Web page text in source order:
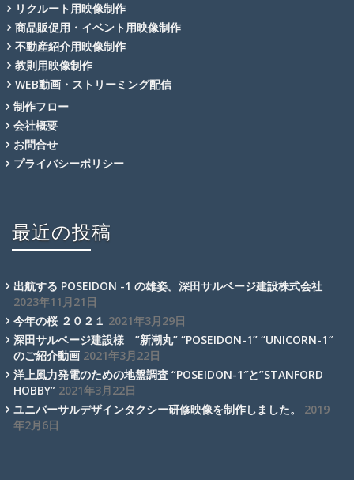
リクルート用映像制作
商品販促用・イベント用映像制作
不動産紹介用映像制作
教則用映像制作
WEB動画・ストリーミング配信
制作フロー
会社概要
お問合せ
プライバシーポリシー
最近の投稿
出航する POSEIDON -1 の雄姿。深田サルベージ建設株式会社
2023年11月21日
今年の桜 ２０２１ 2021年3月29日
深田サルベージ建設様 ”新潮丸” “POSEIDON-1” “UNICORN-1″
のご紹介動画 2021年3月22日
洋上風力発電のための地盤調査 “POSEIDON-1″と”STANFORD
HOBBY” 2021年3月22日
ユニバーサルデザインタクシー研修映像を制作しました。
2019
年2月6日